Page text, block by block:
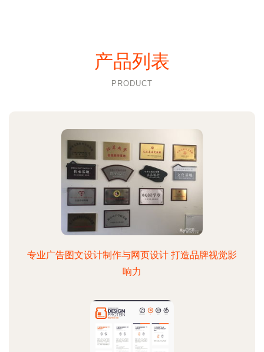
产品列表
PRODUCT
专业广告图文设计制作与网页设计 打造品牌视觉影
响力